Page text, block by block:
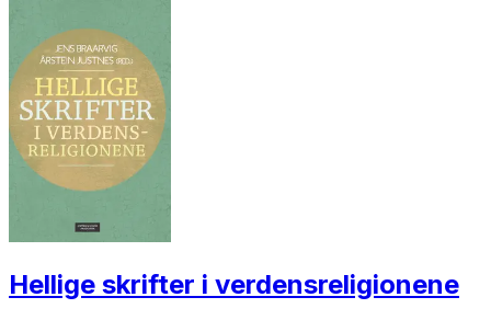
Hellige skrifter i verdensreligionene